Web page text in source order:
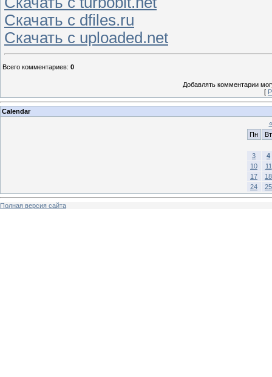
Скачать с dfiles.ru
Скачать с uploaded.net
Всего комментариев: 0
Добавлять комментарии
[
Calendar
«
Пн
Вт
3
4
10
11
17
18
24
25
Полная версия сайта